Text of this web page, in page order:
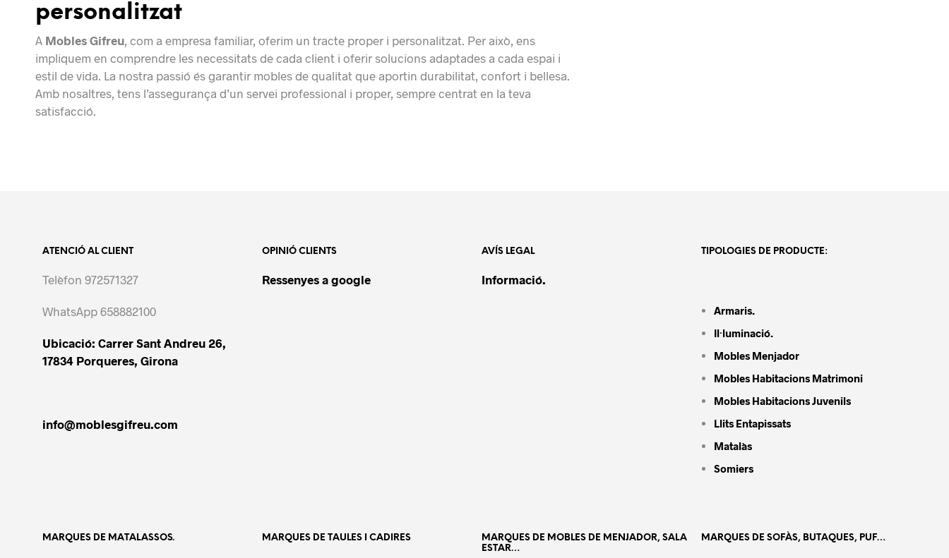
personalitzat
A Mobles Gifreu, com a empresa familiar, oferim un tracte proper i personalitzat. Per això, ens
impliquem en comprendre les necessitats de cada client i oferir solucions adaptades a cada espai i
estil de vida. La nostra passió és garantir mobles de qualitat que aportin durabilitat, confort i bellesa.
Amb nosaltres, tens l’assegurança d’un servei professional i proper, sempre centrat en la teva
satisfacció.
ATENCIÓ AL CLIENT
Telèfon 972571327
WhatsApp 658882100
Ubicació: Carrer Sant Andreu 26,
17834 Porqueres, Girona
info@moblesgifreu.com
OPINIÓ CLIENTS
Ressenyes a google
AVÍS LEGAL
Informació.
TIPOLOGIES DE PRODUCTE:
Armaris.
Il·luminació.
Mobles Menjador
Mobles Habitacions Matrimoni
Mobles Habitacions Juvenils
Llits Entapissats
Matalàs
Somiers
MARQUES DE MATALASSOS. MARQUES DE TAULES I CADIRES
MARQUES DE MOBLES DE MENJADOR, SALA
ESTAR…
MARQUES DE SOFÀS, BUTAQUES, PUF…